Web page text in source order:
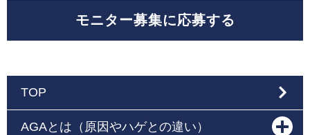
モニター募集に応募する
TOP
AGAとは（原因やハゲとの違い）